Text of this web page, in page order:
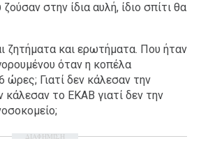
στην ίδια αυλή, ίδιο σπίτι θα
ζητήματα και ερωτήματα. Που ήταν
όταν η κοπέλα
ώρες; Γιατί δεν κάλεσαν την
κάλεσαν το ΕΚΑΒ γιατί δεν την
ΔΙΑΦΗΜΙΣΗ